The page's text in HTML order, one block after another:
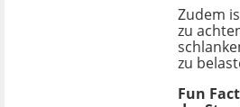
Zudem
zu
zu
Fun